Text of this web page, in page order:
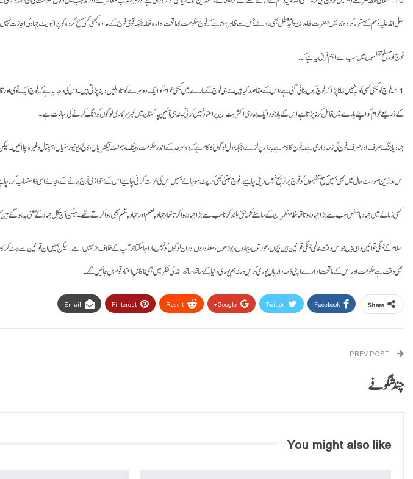
صلی اللہ علیہ وسلم کے مقرر کردہ جرنیل حضرت خالد بن ولید معطل بھی ہوئے۔ جس سے ظاہر ہوتا ہے کہ فوج حکومت کا ماتحت ادارہ تھا۔ جبکہ قومی فوج کے علاوہ کبھی کسی مسلح گروہ کو پرائیویٹ جہاد کی
فوج اور مسلح تنظیموں میں سب سے اہم فرق یہ ہے کہ:
11۔ فوج کو کبھی کسی کو یہ نہیں بتانا پڑا کہ فوج کیوں بنائی گئی ہے، اس کے مقاصد کیا ہیں۔ نہ ہی فوج کے بارے میں کبھی عوام کو ایک دوسرے کو تاویلیں دینا پڑتی ہیں۔ اس کی وجہ یہ ہے کہ فوج ایک
کے ذریعے عوام کو اپنے بارے میں قائل کرنا پڑتا ہے اس کے باوجود ایک بھاری اکثریت ان پر اعتماد نہیں کرتی۔ نہ ہی آئینِ پاکستان میں غیر سرکاری لوگوں کو جنگ کرنے کی اجازت ہے۔
جہاد یا جنگ صرف اور صرف فوج کی زمہ داری ہے۔ فوج کا کام ہے بارڈر پر لڑے، جبکہ سول لوگوں کا کام ہے کہ وہ سرحد کے اندر حکومت، بینک، سیمنٹ فیکٹریاں، کالج، یونیورسٹیاں، ہسپتال وغیرہ
اس بد ترین صورتِ حال میں بھی ہمیں مسلح تنظیموں کو فوج پر ترجیح نہیں دینی چاہیے۔ فوج جتنی بھی کرپٹ ہو جائے ہمیں اس کی عزت کرنی چاہیے اس کے متوازی فوج بنانے کے بجائے اسی کا احتساب کرنا
کسی زمانے میں جہاد بالنفس سب سے بڑا جہاد ہوتا تھا، ظالم حکمران کے سامنے کلمہ حق بلند کرنا سب سے بڑا جہاد ہوا کرتا تھا، جہاد بالعلم اور جہاد بالقلم بھی ہوا کرتے تھے۔لیکن آج کل جہاد کے معنی
اسلام کے جنگی قوانین وہی ہیں جو اس وقت عالمی جنگی قوانین ہیں بچوں، عورتوں، بیماروں، بوڑھوں، معذوروں اور ان لوگوں کو نہیں مارا جا سکتا جو آپ کے خلاف لڑ نہیں رہے۔ لیکن ہمیں ان قوانین سے ہٹ کر
بھی وقت ہے حکومت اور اس کے ماتحت ادارے اپنی ذمہ داریاں پوری کریں ورنہ ہم پوری دنیا کے ساتھ ساتھ اللہ کی نظر میں بھی ناقابلِ اعتماد قوم بن جائیں گے۔
Share
Facebook
Twitter
Google+
ReddIt
Pinterest
Email
چند شگوفے
You might also like